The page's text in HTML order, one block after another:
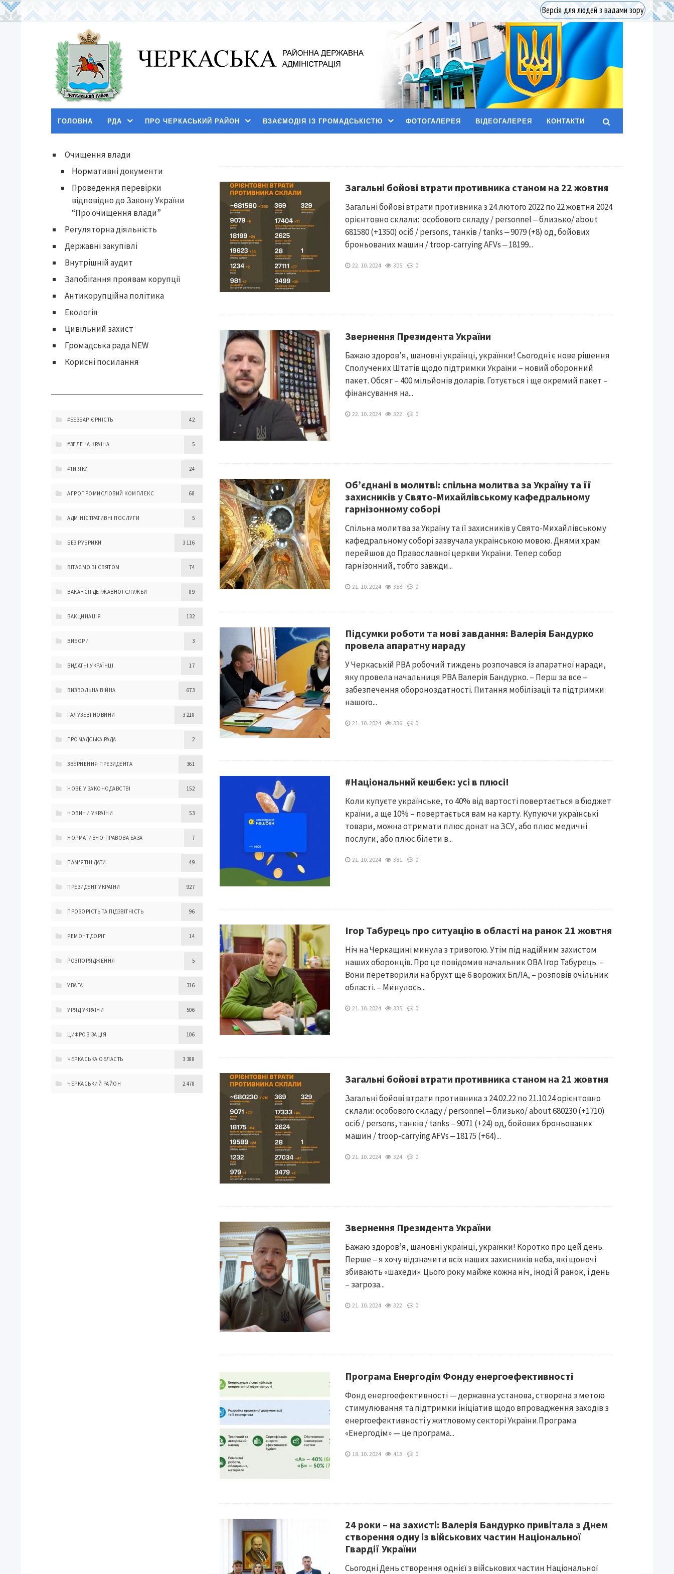
Версія для людей з вадами зору
ГОЛОВНА РДА ПРО ЧЕРКАСЬКИЙ РАЙОН ВЗАЄМОДІЯ ІЗ ГРОМАДСЬКІСТЮ ФОТОГАЛЕРЕЯ ВІДЕОГАЛЕРЕЯ КОНТАКТИ
Загальні бойові втрати противника станом на 22 жовтня
Загальні бойові втрати противника з 24 лютого 2022 по 22 жовтня 2024
орієнтовно склали: особового складу / personnel ‒ близько/ about
681580 (+1350) осіб / persons, танків / tanks ‒ 9079 (+8) од, бойових
броньованих машин / troop-carrying AFVs ‒ 18199...
22. 10. 2024 305 0
Звернення Президента України
Бажаю здоров’я, шановні українці, українки! Сьогодні є нове рішення
Сполучених Штатів щодо підтримки України – новий оборонний
пакет. Обсяг – 400 мільйонів доларів. Готується і ще окремий пакет –
фінансування на...
22. 10. 2024 322 0
Об’єднані в молитві: спільна молитва за Україну та її
захисників у Свято-Михайлівському кафедральному
гарнізонному соборі
Спільна молитва за Україну та її захисників у Свято-Михайлівському
кафедральному соборі зазвучала українською мовою. Днями храм
перейшов до Православної церкви України. Тепер собор
гарнізонний, тобто завжди...
21. 10. 2024 358 0
Підсумки роботи та нові завдання: Валерія Бандурко
провела апаратну нараду
У Черкаській РВА робочий тиждень розпочався із апаратної наради,
яку провела начальниця РВА Валерія Бандурко. – Перш за все –
забезпечення обороноздатності. Питання мобілізації та підтримки
нашого...
21. 10. 2024 336 0
#Національний кешбек: усі в плюсі!
Коли купуєте українське, то 40% від вартості повертається в бюджет
країни, а ще 10% – повертається вам на карту. Купуючи українські
товари, можна отримати плюс донат на ЗСУ, або плюс медичні
послуги, або плюс білети в...
21. 10. 2024 381 0
Ігор Табурець про ситуацію в області на ранок 21 жовтня
Ніч на Черкащині минула з тривогою. Утім під надійним захистом
наших оборонців. Про це повідомив начальник ОВА Ігор Табурець. –
Вони перетворили на брухт ще 6 ворожих БпЛА, – розповів очільник
області. – Минулось...
21. 10. 2024 335 0
Загальні бойові втрати противника станом на 21 жовтня
Загальні бойові втрати противника з 24.02.22 по 21.10.24 орієнтовно
склали: особового складу / personnel ‒ близько/ about 680230 (+1710)
осіб / persons, танків / tanks ‒ 9071 (+24) од, бойових броньованих
машин / troop-carrying AFVs ‒ 18175 (+64)...
21. 10. 2024 324 0
Звернення Президента України
Бажаю здоров’я, шановні українці, українки! Коротко про цей день.
Перше – я хочу відзначити всіх наших захисників неба, які щоночі
збивають «шахеди». Цього року майже кожна ніч, іноді й ранок, і день
– загроза...
21. 10. 2024 322 0
Програма Енергодім Фонду енергоефективності
Фонд енергоефективності — державна установа, створена з метою
стимулювання та підтримки ініціатив щодо впровадження заходів з
енергоефективності у житловому секторі України.Програма
«Енергодім» — це програма...
18. 10. 2024 413 0
24 роки – на захисті: Валерія Бандурко привітала з Днем
створення одну із військових частин Національної
Гвардії України
Сьогодні День створення однієї з військових частин Національної
Очищення влади
Нормативні документи
Проведення перевірки
відповідно до Закону України
“Про очищення влади”
Регуляторна діяльність
Державні закупівлі
Внутрішній аудит
Запобігання проявам корупції
Антикорупційна політика
Екологія
Цивільний захист
Громадська рада NEW
Корисні посилання
#БЕЗБАР'ЄРНІСТЬ 42
#ЗЕЛЕНА КРАЇНА 5
#ТИ ЯК? 24
АГРОПРОМИСЛОВИЙ КОМПЛЕКС 68
АДМІНІСТРАТИВНІ ПОСЛУГИ 5
БЕЗ РУБРИКИ 3 116
ВІТАЄМО ЗІ СВЯТОМ 74
ВАКАНСІЇ ДЕРЖАВНОЇ СЛУЖБИ 89
ВАКЦИНАЦІЯ 132
ВИБОРИ 3
ВИДАТНІ УКРАЇНЦІ 17
ВИЗВОЛЬНА ВІЙНА 673
ГАЛУЗЕВІ НОВИНИ 3 218
ГРОМАДСЬКА РАДА 2
ЗВЕРНЕННЯ ПРЕЗИДЕНТА 361
НОВЕ У ЗАКОНОДАВСТВІ 152
НОВИНИ УКРАЇНИ 53
НОРМАТИВНО-ПРАВОВА БАЗА 7
ПАМ'ЯТНІ ДАТИ 49
ПРЕЗИДЕНТ УКРАЇНИ 927
ПРОЗОРІСТЬ ТА ПІДЗВІТНІСТЬ 96
РЕМОНТ ДОРІГ 14
РОЗПОРЯДЖЕННЯ 5
УВАГА! 316
УРЯД УКРАЇНИ 506
ЦИФРОВІЗАЦІЯ 106
ЧЕРКАСЬКА ОБЛАСТЬ 3 388
ЧЕРКАСЬКИЙ РАЙОН 2 478